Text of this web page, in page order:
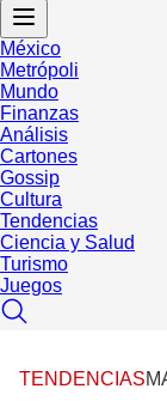
México
Metrópoli
Mundo
Finanzas
Análisis
Cartones
Gossip
Cultura
Tendencias
Ciencia y Salud
Turismo
Juegos
TENDENCIAS